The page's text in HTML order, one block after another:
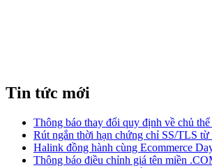
Tin tức mới
Thông báo thay đổi quy định về chủ
Rút ngắn thời hạn chứng chỉ SS/TLS từ
Halink đồng hành cùng Ecommerce
Thông báo điều chỉnh giá tên miền